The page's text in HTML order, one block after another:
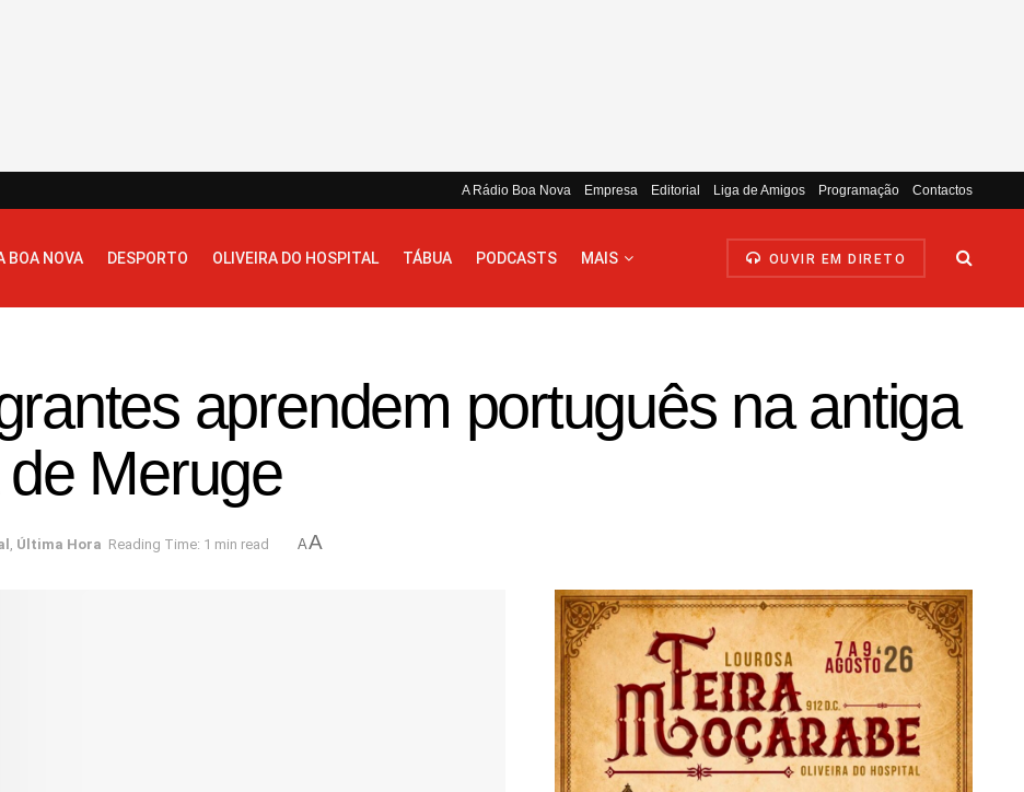
A Rádio Boa Nova Empresa Editorial Liga de Amigos Programação Contactos
BOA NOVA DESPORTO OLIVEIRA DO HOSPITAL TÁBUA PODCASTS MAIS OUVIR EM DIRETO
aprendem português na antiga
Meruge
, Última Hora Reading Time: 1 min read AA